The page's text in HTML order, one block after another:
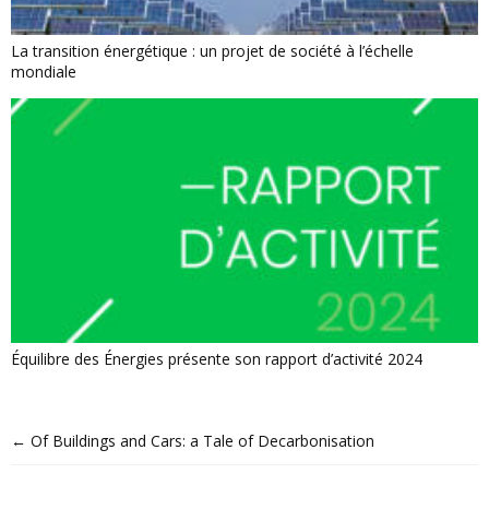
La transition énergétique : un projet de société à l’échelle
mondiale
Équilibre des Énergies présente son rapport d’activité 2024
← Of Buildings and Cars: a Tale of Decarbonisation